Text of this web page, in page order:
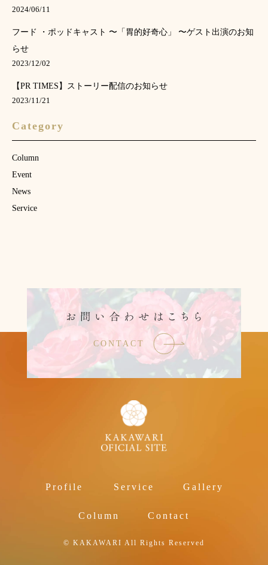
2024/06/11
フード ・ポッドキャスト 〜「胃的好奇心」 〜ゲスト出演のお知
らせ
2023/12/02
【PR TIMES】ストーリー配信のお知らせ
2023/11/21
Category
Column
Event
News
Service
CONTACT
Profile Service Gallery
Column Contact
© KAKAWARI All Rights Reserved